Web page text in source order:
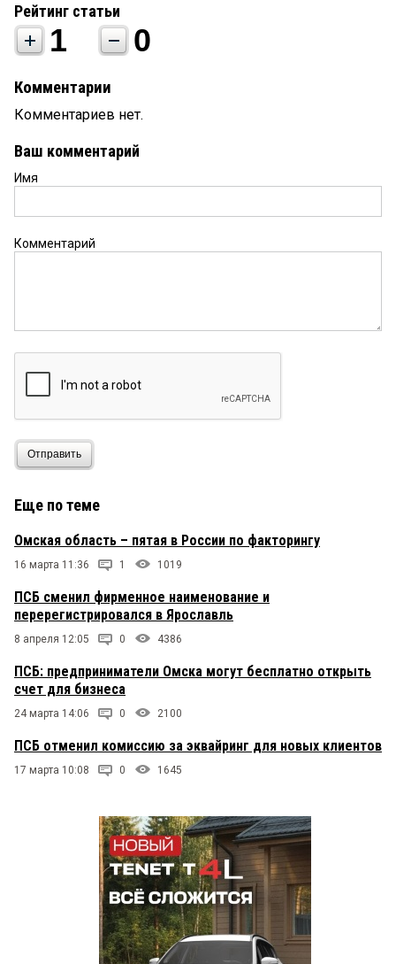
Рейтинг статьи
1 0
Комментарии
Комментариев нет.
Ваш комментарий
Имя
Комментарий
Отправить
Еще по теме
Омская область – пятая в России по факторингу
16 марта 11:36 1 1019
ПСБ сменил фирменное наименование и
перерегистрировался в Ярославль
8 апреля 12:05 0 4386
ПСБ: предприниматели Омска могут бесплатно открыть
счет для бизнеса
24 марта 14:06 0 2100
ПСБ отменил комиссию за эквайринг для новых клиентов
17 марта 10:08 0 1645